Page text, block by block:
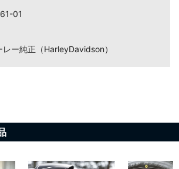
01
レー純正（HarleyDavidson）
物を続ける カートへ進む